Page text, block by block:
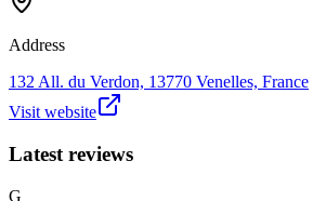
Address
132 All. du Verdon, 13770 Venelles, France
Visit website
Latest reviews
G